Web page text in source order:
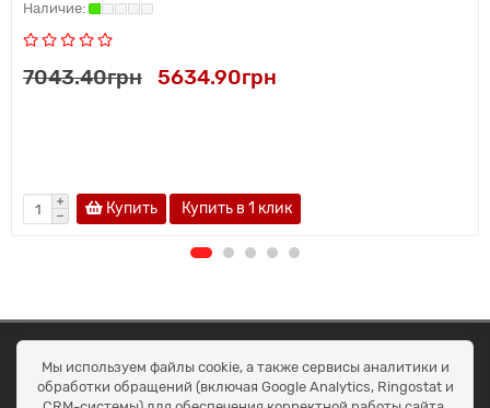
7043.40грн 5634.90грн
Купить Купить в 1 клик
ОКЕАН ТРЕЙД
Договір публичної оферти
Доставка та оплата
Мы используем файлы cookie, а также сервисы аналитики и
обработки обращений (включая Google Analytics, Ringostat и